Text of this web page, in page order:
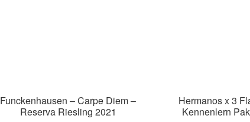
Funckenhausen – Carpe Diem –
Reserva Riesling 2021
Hermanos x 3
Kennenlern